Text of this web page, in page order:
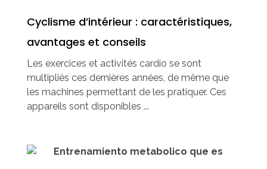
Cyclisme d’intérieur : caractéristiques,
avantages et conseils
Les exercices et activités cardio se sont
multipliés ces dernières années, de même que
les machines permettant de les pratiquer. Ces
appareils sont disponibles ...